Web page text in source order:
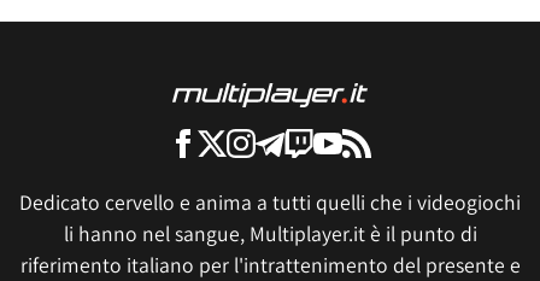
Dedicato cervello e anima a tutti quelli che i videogiochi
li hanno nel sangue, Multiplayer.it è il punto di
riferimento italiano per l'intrattenimento del presente e